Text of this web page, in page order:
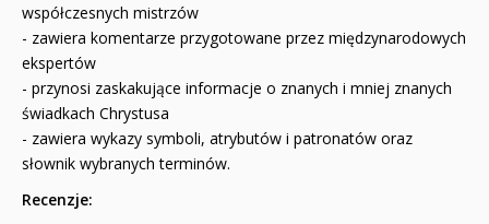
współczesnych mistrzów
- zawiera komentarze przygotowane przez międzynarodowych
ekspertów
- przynosi zaskakujące informacje o znanych i mniej znanych
świadkach Chrystusa
- zawiera wykazy symboli, atrybutów i patronatów oraz
słownik wybranych terminów.
Recenzje: